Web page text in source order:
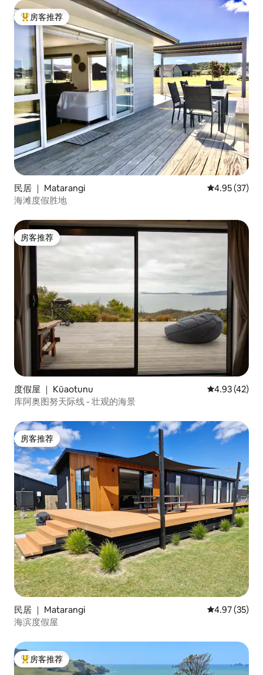
热门「房客推荐」
房客推荐
民居 ｜ Matarangi 平均评分
4.95 (37)
海滩度假胜地
房客推荐
房客推荐
度假屋 ｜ Kūaotunu 平均评分
4.93 (42)
库阿奥图努天际线 - 壮观的海景
房客推荐
房客推荐
民居 ｜ Matarangi 平均评分
4.97 (35)
海滨度假屋
热门「房客推荐」
房客推荐